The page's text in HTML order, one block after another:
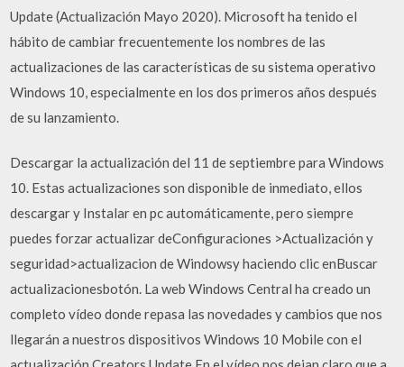
Update (Actualización Mayo 2020). Microsoft ha tenido el
hábito de cambiar frecuentemente los nombres de las
actualizaciones de las características de su sistema operativo
Windows 10, especialmente en los dos primeros años después
de su lanzamiento.
Descargar la actualización del 11 de septiembre para Windows
10. Estas actualizaciones son disponible de inmediato, ellos
descargar y Instalar en pc automáticamente, pero siempre
puedes forzar actualizar deConfiguraciones >Actualización y
seguridad>actualizacion de Windowsy haciendo clic enBuscar
actualizacionesbotón. La web Windows Central ha creado un
completo vídeo donde repasa las novedades y cambios que nos
llegarán a nuestros dispositivos Windows 10 Mobile con el